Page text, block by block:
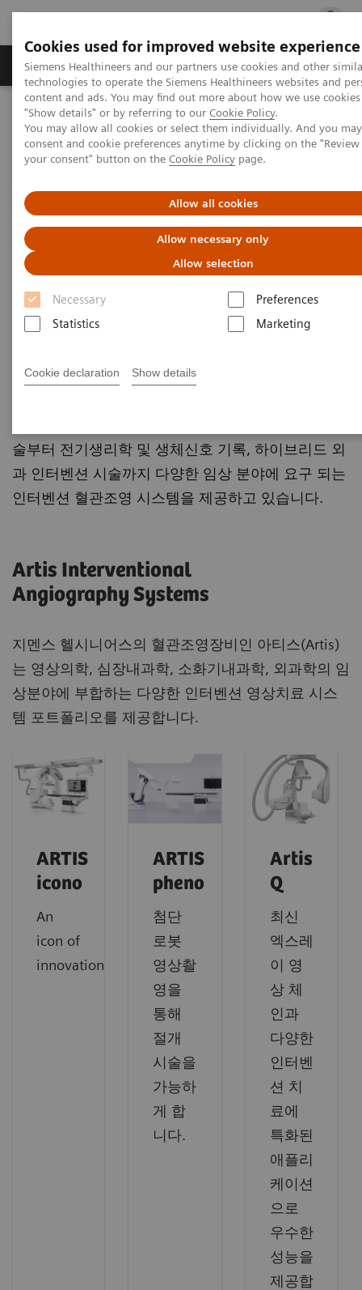
Cookies used for improved website experience
Siemens Healthineers and our partners use cookies and other
technologies to operate the Siemens Healthineers websites and
content and ads. You may find out more about how we use
"Show details" or by referring to our Cookie Policy.
You may allow all cookies or select them individually. And you
consent and cookie preferences anytime by clicking on the "Review
your consent" button on the Cookie Policy page.
Allow all cookies
Allow necessary only
Allow selection
Necessary
Preferences
Statistics
Marketing
Cookie declaration Show details
지멘스 헬시니어스(주) 채용 주요 제품
지멘스 헬시니어스(주) Medical Imaging Angiography
Angiography
술부터 전기생리학 및 생체신호 기록, 하이브리드 외
과 인터벤션 시술까지 다양한 임상 분야에 요구 되는
인터벤션 혈관조영 시스템을 제공하고 있습니다.
Artis Interventional
Angiography Systems
지멘스 헬시니어스의 혈관조영장비인 아티스(Artis)
는 영상의학, 심장내과학, 소화기내과학, 외과학의 임
상분야에 부합하는 다양한 인터벤션 영상치료 시스
템 포트폴리오를 제공합니다.
ARTIS
icono
An
icon of
innovation
ARTIS
pheno
첨단
로봇
영상촬
영을
통해
절개
시술을
가능하
게 합
니다.
Artis
Q
최신
엑스레
이 영
상 체
인과
다양한
인터벤
션 치
료에
특화된
애플리
케이션
으로
우수한
성능을
제공합